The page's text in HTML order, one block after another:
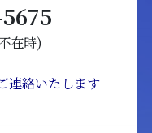
在時)
連絡いたします